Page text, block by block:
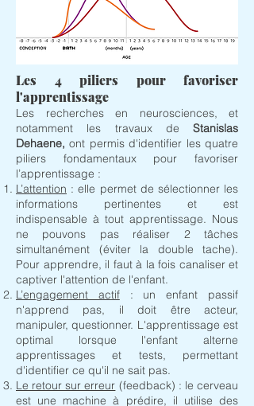
Les 4 piliers pour favoriser
l'apprentissage
Les recherches en neurosciences, et
notamment les travaux de Stanislas
Dehaene, ont permis d'identifier les quatre
piliers fondamentaux pour favoriser
l’apprentissage :
L’attention : elle permet de sélectionner les
informations pertinentes et est
indispensable à tout apprentissage. Nous
ne pouvons pas réaliser 2 tâches
simultanément (éviter la double tache).
Pour apprendre, il faut à la fois canaliser et
captiver l'attention de l'enfant.
L’engagement actif: un enfant passif
n'apprend pas, il doit être acteur,
manipuler, questionner. L'apprentissage est
optimal lorsque l'enfant alterne
apprentissages et tests, permettant
d'identifier ce qu'il ne sait pas.
Le retour sur erreur (feedback) : le cerveau
est une machine à prédire, il utilise des